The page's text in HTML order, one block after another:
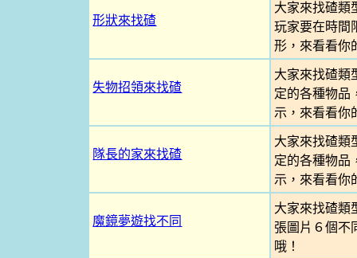
形狀來找碴
大家來找碴類
玩家要在時間
形，來看看你
失物招領來找碴
大家來找碴類
定的各種物品
示，來看看你
隊長的家來找碴
大家來找碴類
定的各種物品
示，來看看你
魔鏡夢遊找不同
大家來找碴類
張圖片６個不
哦！